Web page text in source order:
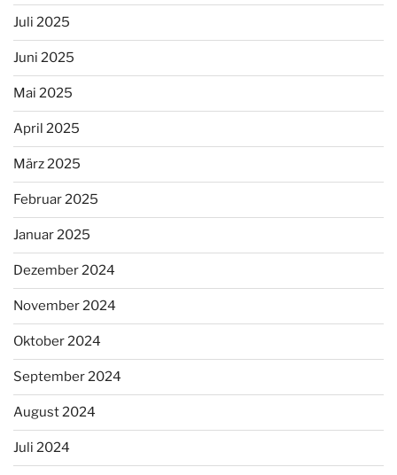
Juli 2025
Juni 2025
Mai 2025
April 2025
März 2025
Februar 2025
Januar 2025
Dezember 2024
November 2024
Oktober 2024
September 2024
August 2024
Juli 2024